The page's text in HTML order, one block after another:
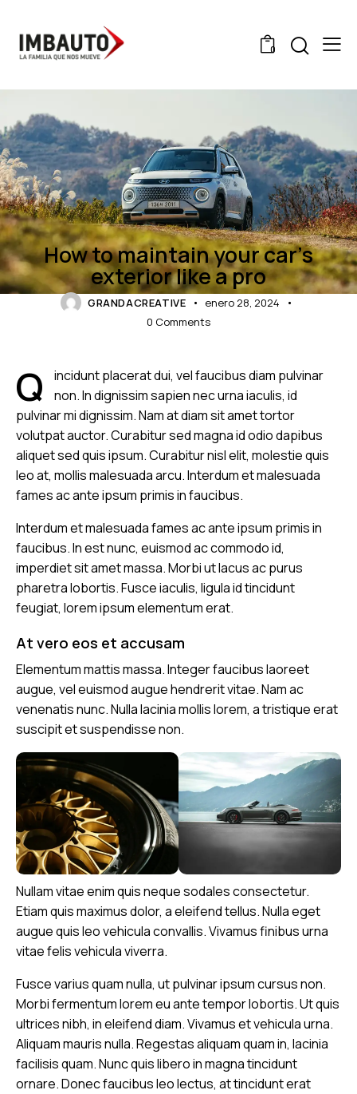
0
NEWS
How to maintain your car’s
exterior like a pro
GRANDACREATIVE
enero 28, 2024
0 Comments
Q
incidunt placerat dui, vel faucibus diam pulvinar
non. In dignissim sapien nec urna iaculis, id
pulvinar mi dignissim. Nam at diam sit amet tortor
volutpat auctor. Curabitur sed magna id odio dapibus
aliquet sed quis ipsum. Curabitur nisl elit, molestie quis
leo at, mollis malesuada arcu. Interdum et malesuada
fames ac ante ipsum primis in faucibus.
Interdum et malesuada fames ac ante ipsum primis in
faucibus. In est nunc, euismod ac commodo id,
imperdiet sit amet massa. Morbi ut lacus ac purus
pharetra lobortis. Fusce iaculis, ligula id tincidunt
feugiat, lorem ipsum elementum erat.
At vero eos et accusam
Elementum mattis massa. Integer faucibus laoreet
augue, vel euismod augue hendrerit vitae. Nam ac
venenatis nunc. Nulla lacinia mollis lorem, a tristique erat
suscipit et suspendisse non.
Nullam vitae enim quis neque sodales consectetur.
Etiam quis maximus dolor, a eleifend tellus. Nulla eget
augue quis leo vehicula convallis. Vivamus finibus urna
vitae felis vehicula viverra.
Fusce varius quam nulla, ut pulvinar ipsum cursus non.
Morbi fermentum lorem eu ante tempor lobortis. Ut quis
ultrices nibh, in eleifend diam. Vivamus et vehicula urna.
Aliquam mauris nulla. Regestas aliquam quam in, lacinia
facilisis quam. Nunc quis libero in magna tincidunt
ornare. Donec faucibus leo lectus, at tincidunt erat